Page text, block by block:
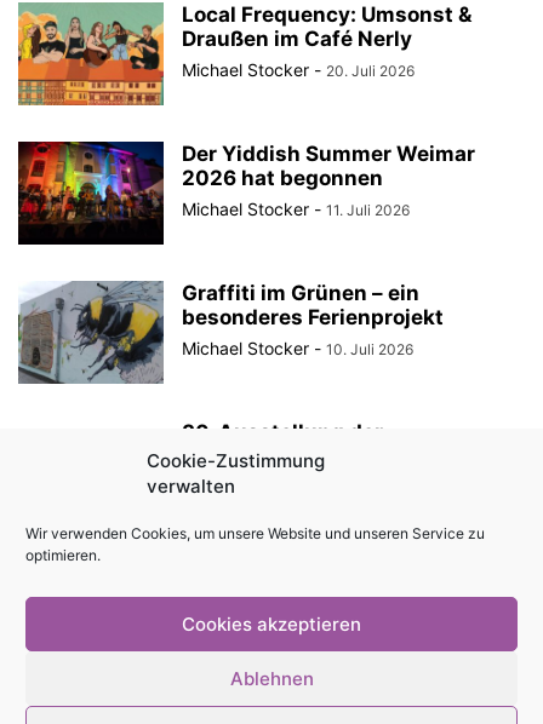
Cookie-Zustimmung
verwalten
Wir verwenden Cookies, um unsere Website und unseren Service zu
optimieren.
Cookies akzeptieren
Ablehnen
Local Frequency: Umsonst &
Draußen im Café Nerly
Michael Stocker - 20. Juli 2026
Der Yiddish Summer Weimar
2026 hat begonnen
Michael Stocker - 11. Juli 2026
Graffiti im Grünen – ein
besonderes Ferienprojekt
Michael Stocker - 10. Juli 2026
30. Ausstellung der
StadtRaumBoxen am
KulturQuartier Schauspielhaus
Sommertheater im Innenhof des
Angermuseums Erfurt
Michael Stocker - 6. Juli 2026